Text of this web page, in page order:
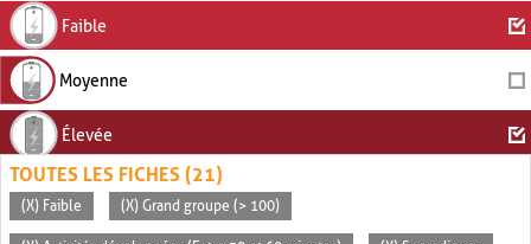
Faible
Moyenne
Élevée
TOUTES LES FICHES (21)
(X) Faible (X) Grand groupe (> 100)